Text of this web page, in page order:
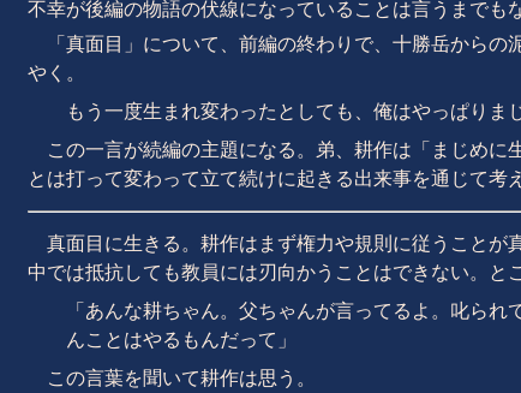
不幸が後編の物語の伏線になっていることは言うまでも
「真面目」について、前編の終わりで、十勝岳から
やく。
もう一度生まれ変わったとしても、俺はやっぱりま
この一言が続編の主題になる。弟、耕作は「まじめに
とは打って変わって立て続けに起きる出来事を通じて考
真面目に生きる。耕作はまず権力や規則に従うことが
中では抵抗しても教員には刃向かうことはできない。と
「あんな耕ちゃん。父ちゃんが言ってるよ。叱ら
んことはやるもんだって」
この言葉を聞いて耕作は思う。